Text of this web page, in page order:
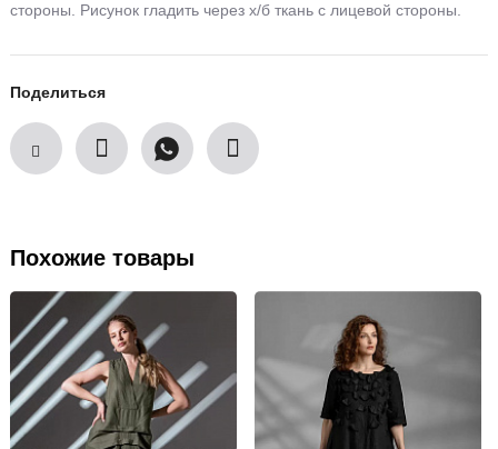
стороны. Рисунок гладить через х/б ткань с лицевой стороны.
Поделиться
Похожие товары